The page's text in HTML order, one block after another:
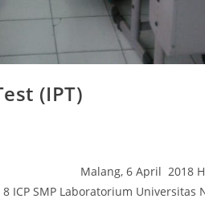
(IPT)
Malang, 6 April 2018
ICP SMP Laboratorium Universitas